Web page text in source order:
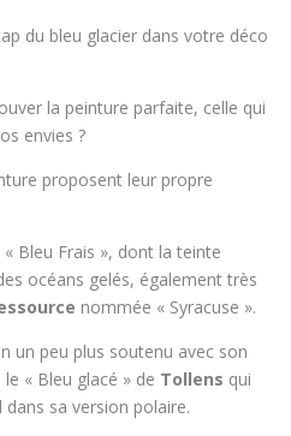
du bleu glacier dans votre déco
la peinture parfaite, celle qui
envies ?
proposent leur propre
Bleu Frais », dont la teinte
océans gelés, également très
nommée « Syracuse ».
un peu plus soutenu avec son
« Bleu glacé » de Tollens qui
sa version polaire.